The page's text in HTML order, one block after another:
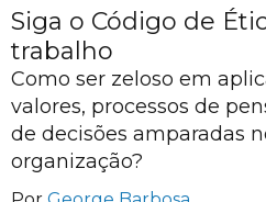
Siga o Código de
trabalho
Como ser zeloso em
valores, processos de
de decisões amparadas
organização?